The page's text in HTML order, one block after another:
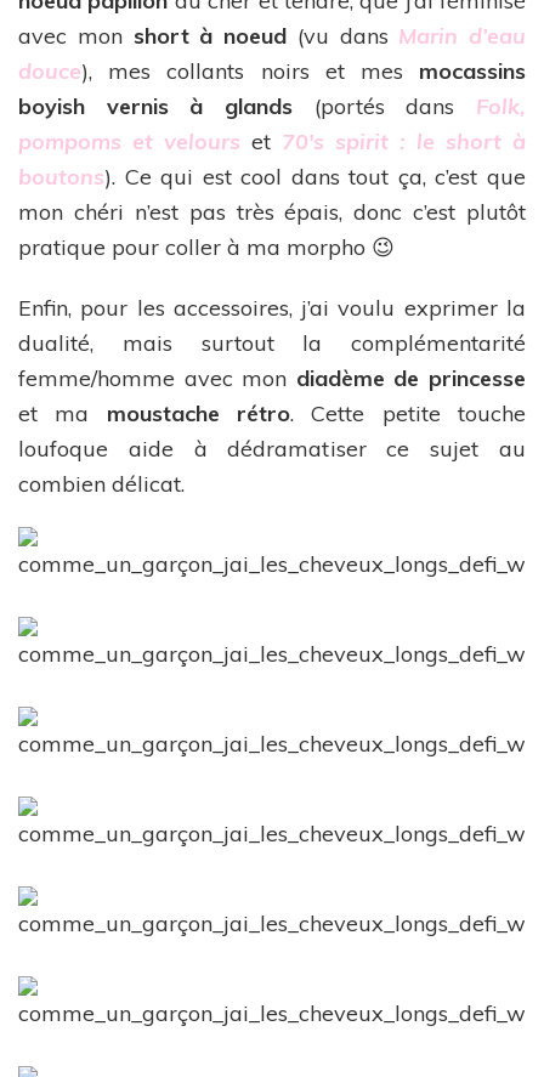
avec mon short à noeud (vu dans Marin d’eau
douce), mes collants noirs et mes mocassins
boyish vernis à glands (portés dans Folk,
pompoms et velours et 70′s spirit : le short à
boutons). Ce qui est cool dans tout ça, c’est que
mon chéri n’est pas très épais, donc c’est plutôt
pratique pour coller à ma morpho 😉
Enfin, pour les accessoires, j’ai voulu exprimer la
dualité, mais surtout la complémentarité
femme/homme avec mon diadème de princesse
et ma moustache rétro. Cette petite touche
loufoque aide à dédramatiser ce sujet au
combien délicat.